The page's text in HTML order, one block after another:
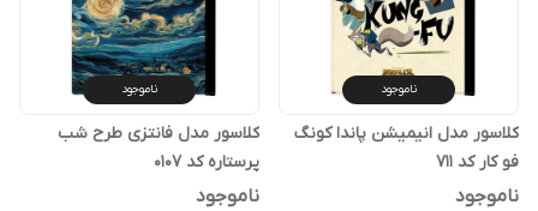
ناموجود
کلاسور مدل انیمیشن پاندا کونگ
فو کار کد 711
ناموجود
ناموجود
کلاسور مدل فانتزی طرح شب
پرستاره کد 0107
ناموجود